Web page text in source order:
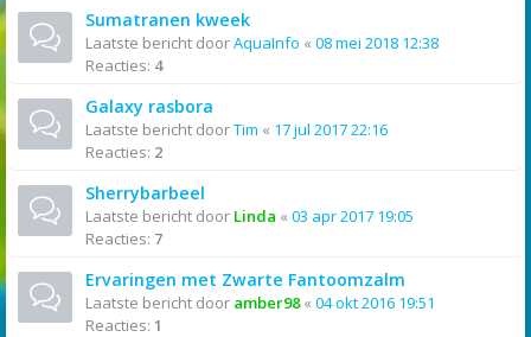
Sumatranen kweek
Laatste bericht doorAquaInfo « 08 mei 2018 12:38
Reacties: 4
Galaxy rasbora
Laatste bericht doorTim « 17 jul 2017 22:16
Reacties: 2
Sherrybarbeel
Laatste bericht door Linda « 03 apr 2017 19:05
Reacties: 7
Ervaringen met Zwarte Fantoomzalm
Laatste bericht door amber98« 04 okt 2016 19:51
Reacties: 1